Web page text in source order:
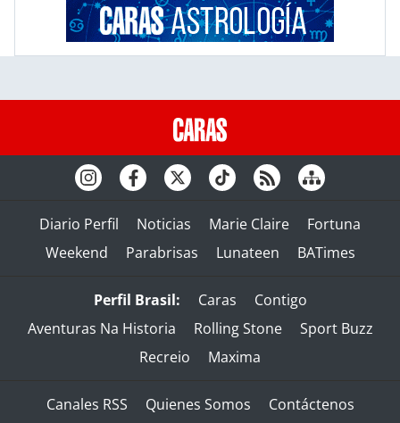
Diario Perfil Noticias Marie Claire
Fortuna
Weekend
Parabrisas Lunateen BATimes
Perfil Brasil: Caras
Contigo
Aventuras Na Historia
Rolling Stone
Sport Buzz
Recreio
Maxima
Canales RSS Quienes Somos Contáctenos